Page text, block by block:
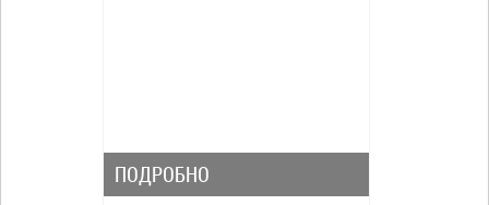
ПОДРОБНО